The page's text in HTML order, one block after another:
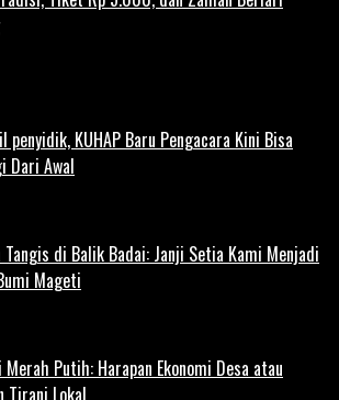
penyidik, KUHAP Baru Pengacara Kini Bisa
Dari Awal
Tangis di Balik Badai: Janji Setia Kami Menjadi
Mageti
Merah Putih: Harapan Ekonomi Desa atau
Tirani Lokal